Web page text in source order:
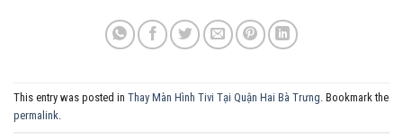
This entry was posted in Thay Màn Hình Tivi Tại Quận Hai Bà Trưng. Bookmark the
permalink.